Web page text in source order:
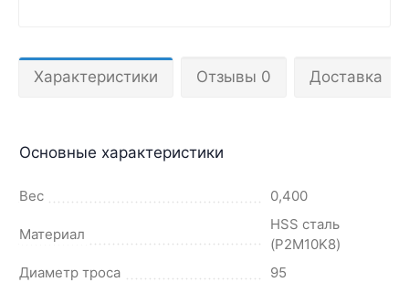
Характеристики Отзывы 0 Доставка
Основные характеристики
Вес 0,400
Материал
HSS сталь
(P2M10K8)
Диаметр троса
95